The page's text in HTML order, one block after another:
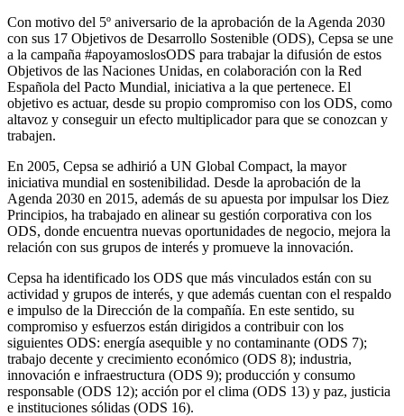
Con motivo del 5º aniversario de la aprobación de la Agenda 2030
con sus 17 Objetivos de Desarrollo Sostenible (ODS), Cepsa se une
a la campaña #apoyamoslosODS para trabajar la difusión de estos
Objetivos de las Naciones Unidas, en colaboración con la Red
Española del Pacto Mundial, iniciativa a la que pertenece. El
objetivo es actuar, desde su propio compromiso con los ODS, como
altavoz y conseguir un efecto multiplicador para que se conozcan y
trabajen.
En 2005, Cepsa se adhirió a UN Global Compact, la mayor
iniciativa mundial en sostenibilidad. Desde la aprobación de la
Agenda 2030 en 2015, además de su apuesta por impulsar los Diez
Principios, ha trabajado en alinear su gestión corporativa con los
ODS, donde encuentra nuevas oportunidades de negocio, mejora la
relación con sus grupos de interés y promueve la innovación.
Cepsa ha identificado los ODS que más vinculados están con su
actividad y grupos de interés, y que además cuentan con el respaldo
e impulso de la Dirección de la compañía. En este sentido, su
compromiso y esfuerzos están dirigidos a contribuir con los
siguientes ODS: energía asequible y no contaminante (ODS 7);
trabajo decente y crecimiento económico (ODS 8); industria,
innovación e infraestructura (ODS 9); producción y consumo
responsable (ODS 12); acción por el clima (ODS 13) y paz, justicia
e instituciones sólidas (ODS 16).